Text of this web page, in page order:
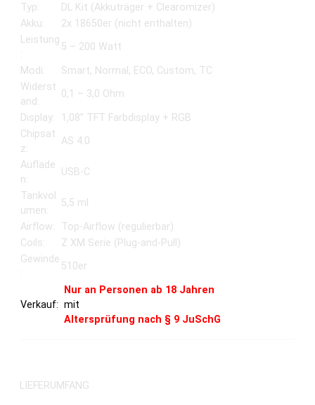
Typ:
DL Kit (Akkuträger + Clearomizer)
Akku:
2x 18650er (nicht enthalten)
Leistung
:
5 – 200 Watt
Modi:
Smart, Normal, ECO, Custom, TC
Widerst
and:
0,1 – 3,0 Ohm
Display:
1,08” TFT Farbdisplay + RGB
Chipsat
z:
AS 4.0
Auflade
n:
USB-C
Tankvol
umen:
5,5 ml
Airflow:
Top-Airflow (regulierbar)
Coils:
Z XM Serie (Plug-and-Pull)
Gewinde
:
510er
Verkauf:
Nur an Personen ab 18 Jahren
mit
Altersprüfung nach § 9 JuSchG
LIEFERUMFANG